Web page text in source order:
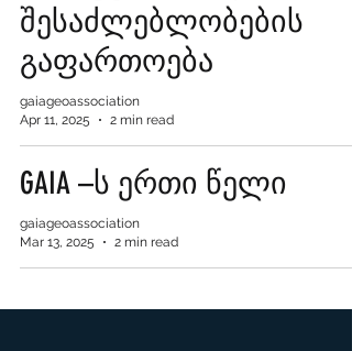
შესაძლებლობების
გაფართოება
gaiageoassociation
Apr 11, 2025
2 min read
GAIA –ს ერთი წელი
gaiageoassociation
Mar 13, 2025
2 min read